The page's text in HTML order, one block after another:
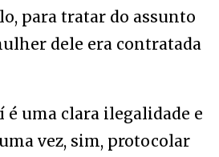
para tratar do assunto
dele era contratada
é uma clara ilegalidade e
vez, sim, protocolar